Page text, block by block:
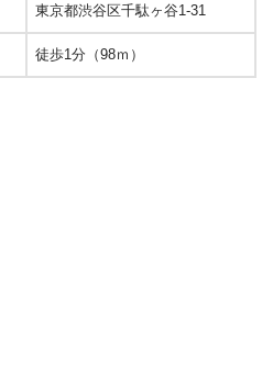
東京都渋谷区千駄ヶ谷1-31
徒歩1分（98ｍ）